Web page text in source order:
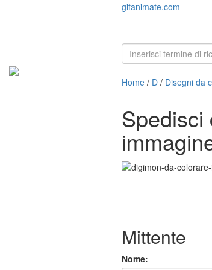
gifanimate.com
Home / D / Disegni da
Spedisci
Mittente
Nome: